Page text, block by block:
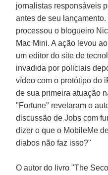
jornalistas responsáveis
antes de seu
processou o blogueiro
Mac Mini. A ação levou
um editor do site de
invadida por policiais
vídeo com o protótipo do
de sua primeira atuação
"Fortune" revelaram o
discussão deJobscom
dizer o que o MobileMe
diabos não faz isso?"
O autor do livro "The